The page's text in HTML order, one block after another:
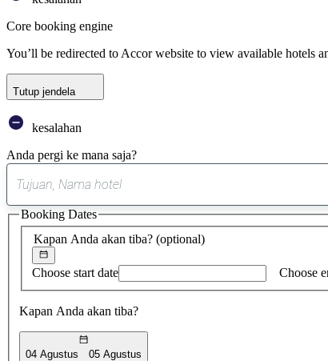
Core booking engine
You’ll be redirected to Accor website to view available hotels
Tutup jendela
kesalahan
Anda pergi ke mana saja?
Kapan Anda akan tiba? (optional)
Choose start date Choose
Kapan Anda akan tiba?
04 Agustus 05 Agustus
Booking Dates